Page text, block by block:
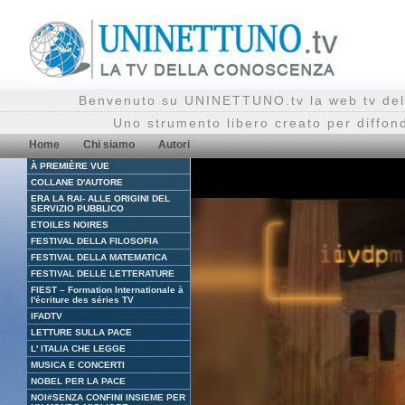
Benvenuto su UNINETTUNO.tv la web tv
Uno strumento libero creato per
Home Chi siamo Autori
À PREMIÈRE VUE
COLLANE D'AUTORE
ERA LA RAI- ALLE ORIGINI DEL
SERVIZIO PUBBLICO
ETOILES NOIRES
FESTIVAL DELLA FILOSOFIA
FESTIVAL DELLA MATEMATICA
FESTIVAL DELLE LETTERATURE
FIEST – Formation Internationale à
l'écriture des séries TV
IFADTV
LETTURE SULLA PACE
L' ITALIA CHE LEGGE
MUSICA E CONCERTI
NOBEL PER LA PACE
NOI#SENZA CONFINI INSIEME PER